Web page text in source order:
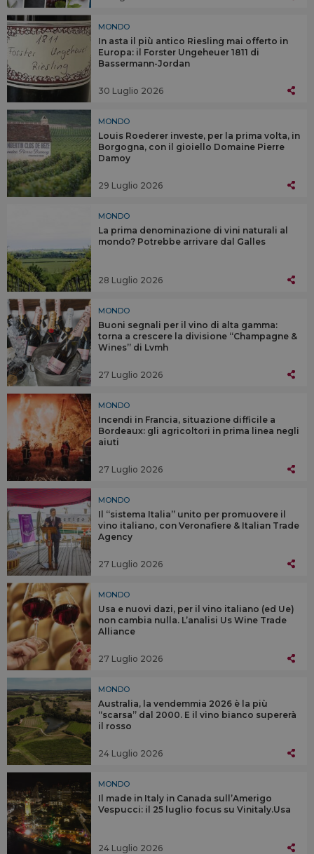
MONDO
In asta il più antico Riesling mai offerto in
Europa: il Forster Ungeheuer 1811 di
Bassermann-Jordan
30 Luglio 2026
MONDO
Louis Roederer investe, per la prima volta, in
Borgogna, con il gioiello Domaine Pierre
Damoy
29 Luglio 2026
MONDO
La prima denominazione di vini naturali al
mondo? Potrebbe arrivare dal Galles
28 Luglio 2026
MONDO
Buoni segnali per il vino di alta gamma:
torna a crescere la divisione “Champagne &
Wines” di Lvmh
27 Luglio 2026
MONDO
Incendi in Francia, situazione difficile a
Bordeaux: gli agricoltori in prima linea negli
aiuti
27 Luglio 2026
MONDO
Il “sistema Italia” unito per promuovere il
vino italiano, con Veronafiere & Italian Trade
Agency
27 Luglio 2026
MONDO
Usa e nuovi dazi, per il vino italiano (ed Ue)
non cambia nulla. L’analisi Us Wine Trade
Alliance
27 Luglio 2026
MONDO
Australia, la vendemmia 2026 è la più
“scarsa” dal 2000. E il vino bianco supererà
il rosso
24 Luglio 2026
MONDO
Il made in Italy in Canada sull’Amerigo
Vespucci: il 25 luglio focus su Vinitaly.Usa
24 Luglio 2026